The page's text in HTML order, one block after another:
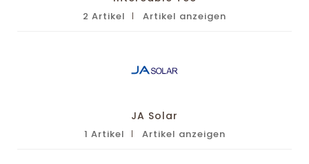
2 Artikel Artikel anzeigen
JA Solar
1 Artikel Artikel anzeigen